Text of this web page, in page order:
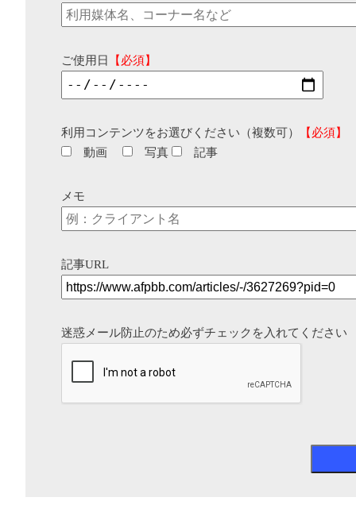
ご使用日 【必須】
利用コンテンツをお選びください（複数可）
【必須】
動画
写真 記事
メモ
記事URL
迷惑メール防止のため必ずチェックを入れてください